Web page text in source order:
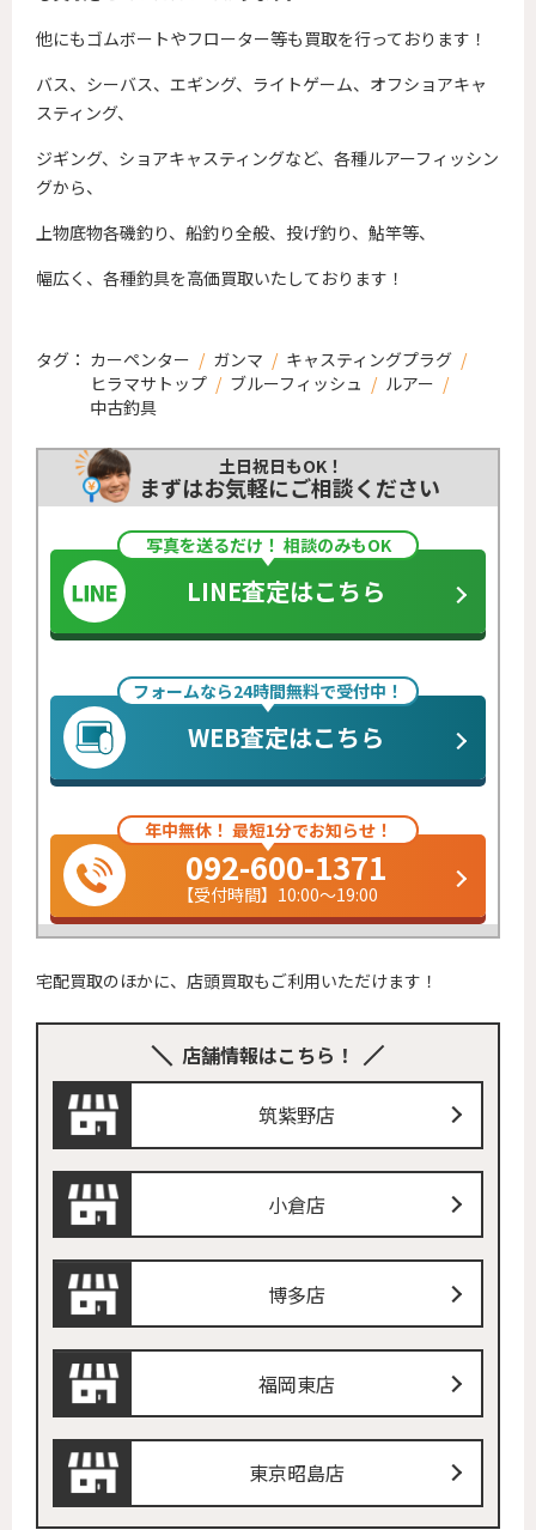
他にもゴムボートやフローター等も買取を行っております！
バス、シーバス、エギング、ライトゲーム、オフショアキャ
スティング、
ジギング、ショアキャスティングなど、各種ルアーフィッシン
グから、
上物底物各磯釣り、船釣り全般、投げ釣り、鮎竿等、
幅広く、各種釣具を高価買取いたしております！
タグ： カーペンター / ガンマ / キャスティングプラグ /
ヒラマサトップ / ブルーフィッシュ / ルアー /
中古釣具
土日祝日もOK！
まずはお気軽にご相談ください
写真を送るだけ！ 相談のみもOK
LINE査定はこちら
フォームなら24時間無料で受付中！
WEB査定はこちら
年中無休！ 最短1分でお知らせ！
092-600-1371
【受付時間】10:00～19:00
宅配買取のほかに、店頭買取もご利用いただけます！
店舗情報はこちら！
筑紫野店
小倉店
博多店
福岡東店
東京昭島店